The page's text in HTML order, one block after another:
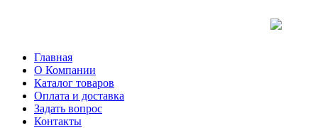
Главная
О Компании
Каталог товаров
Оплата и доставка
Задать вопрос
Контакты